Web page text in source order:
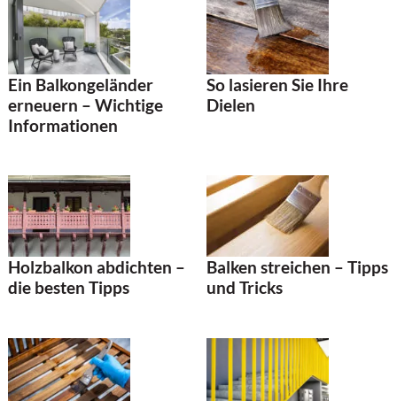
Ein Balkongeländer
erneuern – Wichtige
Informationen
So lasieren Sie Ihre
Dielen
Holzbalkon abdichten –
die besten Tipps
Balken streichen – Tipps
und Tricks